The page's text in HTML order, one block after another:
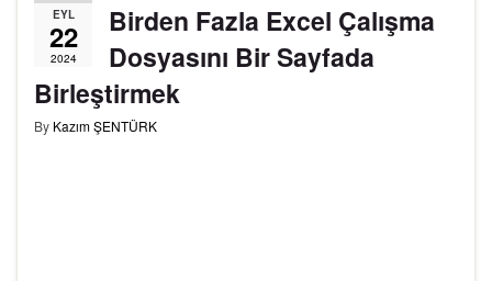
EYL
22
2024
Birden Fazla Excel Çalışma
Dosyasını Bir Sayfada
Birleştirmek
By Kazım ŞENTÜRK